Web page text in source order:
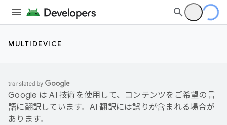
MULTIDEVICE
Google は AI 技術を使用して、コンテンツをご希望の言
語に翻訳しています。AI 翻訳には誤りが含まれる場合が
あります。